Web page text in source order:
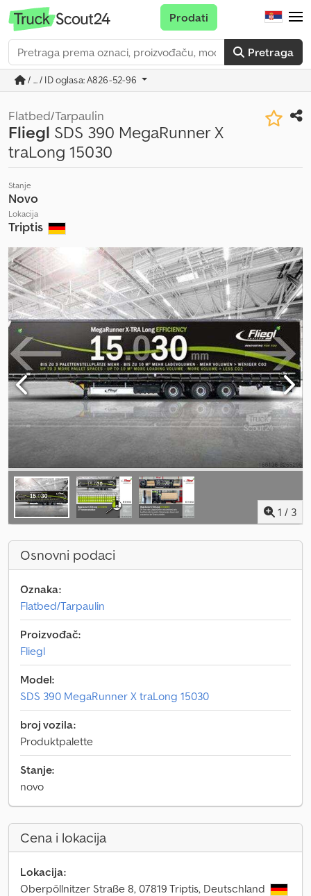
Pretraga
Prodati
/ ... / ID oglasa: A826-52-96
Flatbed/Tarpaulin
Fliegl SDS 390 MegaRunner X
traLong 15030
Stanje
Novo
Lokacija
Triptis
1 / 3
Osnovni podaci
Oznaka:
Flatbed/Tarpaulin
Proizvođač:
Fliegl
Model:
SDS 390 MegaRunner X traLong 15030
broj vozila:
Produktpalette
Stanje:
novo
Cena i lokacija
Lokacija:
Oberpöllnitzer Straße 8, 07819 Triptis, Deutschland